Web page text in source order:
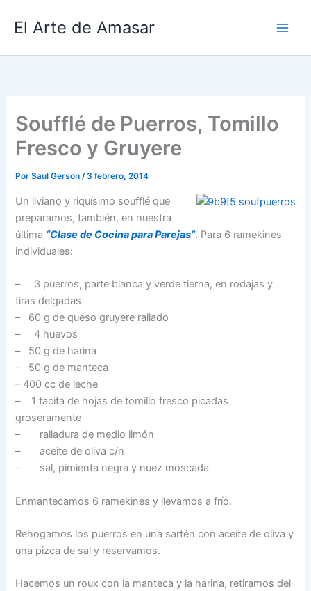
El Arte de Amasar
Soufflé de Puerros, Tomillo
Fresco y Gruyere
PorSaul Gerson/3 febrero, 2014
Un liviano y riquísimo soufflé que
preparamos, también, en nuestra
última “Clase de Cocina para Parejas”. Para 6 ramekines
individuales:
– 3 puerros, parte blanca y verde tierna, en rodajas y
tiras delgadas
– 60 g de queso gruyere rallado
– 4 huevos
– 50 g de harina
– 50 g de manteca
– 400 cc de leche
– 1 tacita de hojas de tomillo fresco picadas
groseramente
– ralladura de medio limón
– aceite de oliva c/n
– sal, pimienta negra y nuez moscada
Enmantecamos 6 ramekines y llevamos a frío.
Rehogamos los puerros en una sartén con aceite de oliva y
una pizca de sal y reservamos.
Hacemos un roux con la manteca y la harina, retiramos del